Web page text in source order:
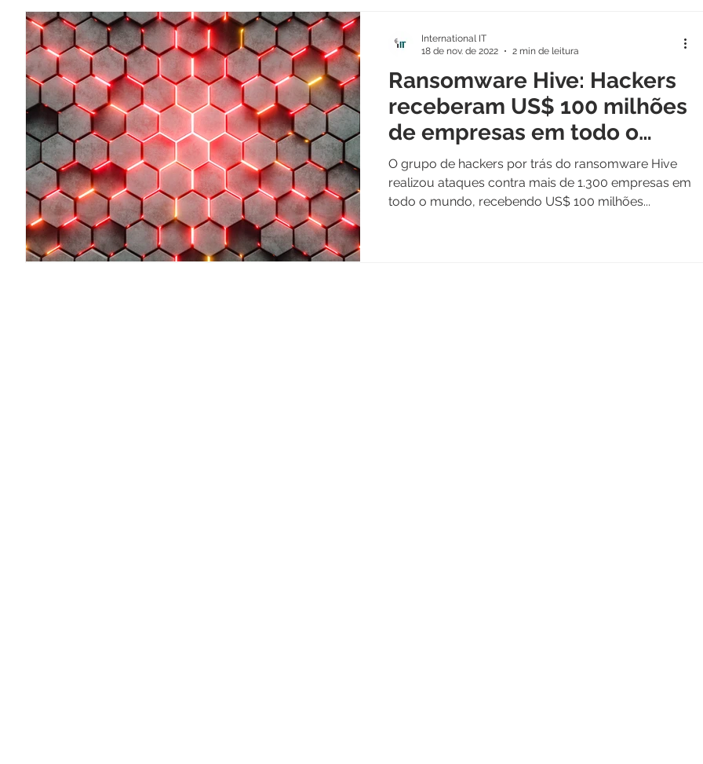
MFT NOC Tecnologia Operacional
Ransomware Hive: Hackers
receberam US$ 100 milhões
de empresas em todo o
mundo
O grupo de hackers por trás do ransomware Hive
realizou ataques contra mais de 1.300 empresas em
todo o mundo, recebendo US$ 100 milhões...
International IT
18 de nov. de 2022
2 min de leitura